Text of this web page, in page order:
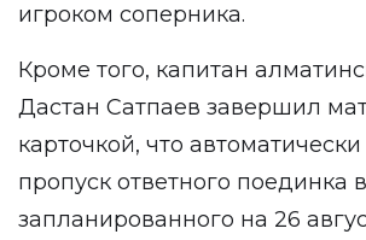
игроком соперника.
Кроме того, капитан
Дастан Сатпаев завершил
карточкой, что
пропуск ответного поединка
запланированного на 26